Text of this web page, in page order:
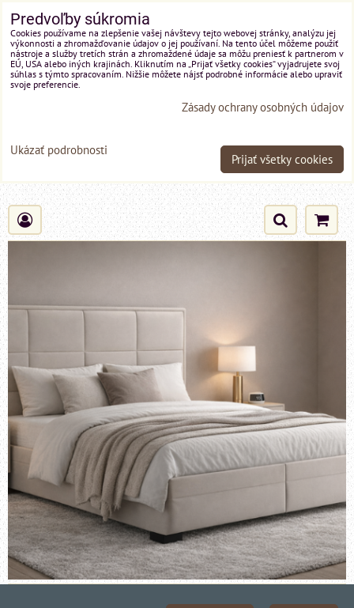
Predvoľby súkromia
Cookies používame na zlepšenie vašej návštevy tejto webovej stránky, analýzu jej
výkonnosti a zhromažďovanie údajov o jej používaní. Na tento účel môžeme použiť
nástroje a služby tretích strán a zhromaždené údaje sa môžu preniesť k partnerom v
EÚ, USA alebo iných krajinách. Kliknutím na „Prijať všetky cookies“ vyjadrujete svoj
súhlas s týmto spracovaním. Nižšie môžete nájsť podrobné informácie alebo upraviť
svoje preferencie.
Zásady ochrany osobných údajov
Ukázať podrobnosti
Prijať všetky cookies